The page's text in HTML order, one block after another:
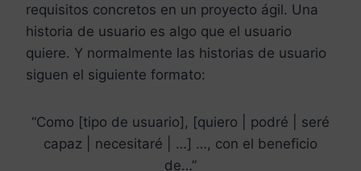
requisitos concretos en un proyecto ágil. Una
historia de usuario es algo que el usuario
quiere. Y normalmente las historias de usuario
siguen el siguiente formato:
“Como [tipo de usuario], [quiero | podré | seré
capaz | necesitaré | …] …, con el beneficio
de…”